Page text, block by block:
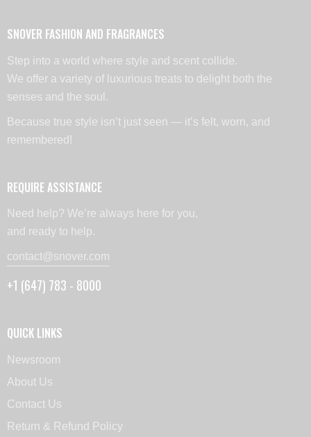
SNOVER FASHION AND FRAGRANCES
Step into a world where style and scent collide.
We offer a variety of luxurious treats to delight both the
senses and the soul.
Because true style isn’t just seen — it’s felt, worn, and
remembered!
REQUIRE ASSISTANCE
Need help? We’re always here for you,
and ready to help.
contact@snover.com
+1 (647) 783 - 8000
QUICK LINKS
Newsroom
About Us
Contact Us
Return & Refund Policy